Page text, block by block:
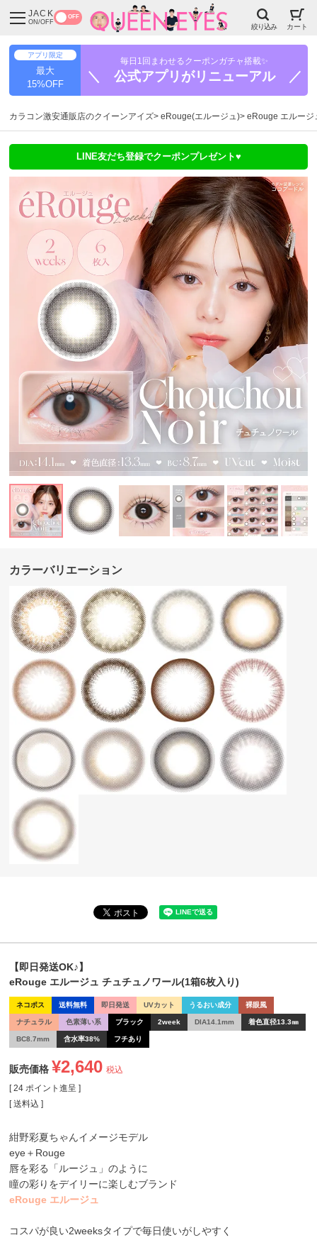
JACK
ON/OFF
OFF
絞り込み カート
アプリ限定
最大
15%OFF
毎日1回まわせるクーポンガチャ搭載✨
＼ 公式アプリがリニューアル ／
カラコン激安通販店のクイーンアイズ eRouge(エルージュ) eRouge エルージ
LINE友だち登録でクーポンプレゼント♥
カラーバリエーション
【即日発送OK♪】
eRouge エルージュ チュチュノワール(1箱6枚入り)
ネコポス 送料無料 即日発送 UVカット うるおい成分 裸眼風
ナチュラル 色素薄い系 ブラック 2week DIA14.1mm 着色直径13.3㎜
BC8.7mm 含水率38% フチあり
販売価格 ¥2,640 税込
[ 24 ポイント進呈 ]
送料込
紺野彩夏ちゃんイメージモデル
eye＋Rouge
唇を彩る「ルージュ」のように
瞳の彩りをデイリーに楽しむブランド
eRouge エルージュ
コスパが良い2weeksタイプで毎日使いがしやすく